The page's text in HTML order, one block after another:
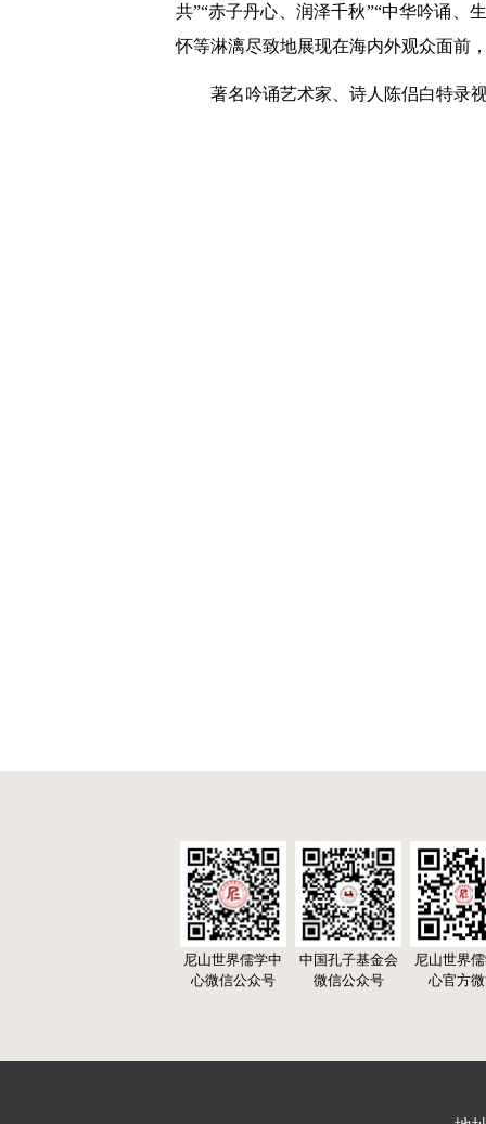
共”“赤子丹心、润泽千秋”“中华吟诵、
怀等淋漓尽致地展现在海内外观众面前
著名吟诵艺术家、诗人陈侣白特录
尼山世界儒学中
心微信公众号
中国孔子基金会
微信公众号
尼山世界
心官方